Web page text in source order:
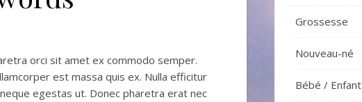
orci sit amet ex commodo semper.
est massa quis ex. Nulla efficitur
egestas ut. Donec pharetra erat nec
Grossesse
Nouveau-né
Bébé / Enfant